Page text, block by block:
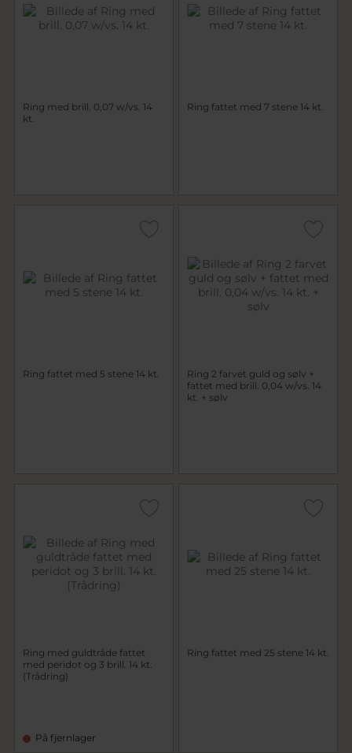
Ring med brill. 0,07 w/vs. 14
kt.
Ring fattet med 7 stene 14 kt.
Ring fattet med 5 stene 14 kt.
Ring 2 farvet guld og sølv +
fattet med brill. 0,04 w/vs. 14
kt. + sølv
Ring med guldtråde fattet
med peridot og 3 brill. 14 kt.
(Trådring)
På fjernlager
Ring fattet med 25 stene 14 kt.